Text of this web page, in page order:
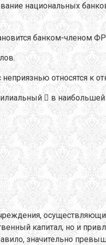
национальных
банком-членом
относятся к
 в наибольшей
капитал, но и
значительно